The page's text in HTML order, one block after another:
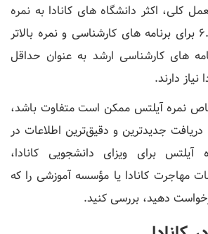
کلی، اکثر دانشگاه های کانادا به نمره
کلی آیلتس 6.0 یا 6.5 برای برنامه های کارشناسی و نمره بالاتر
برنامه های کارشناسی ارشد به عنوان حداقل
نیاز دارند.
نمره آیلتس ممکن است متفاوت باشد،
جدیدترین و دقیق‌ترین اطلاعات در
آیلتس برای ویزای دانشجویی کانادا،
مهاجرت کانادا یا مؤسسه آموزشی را که
دهید، بررسی کنید.